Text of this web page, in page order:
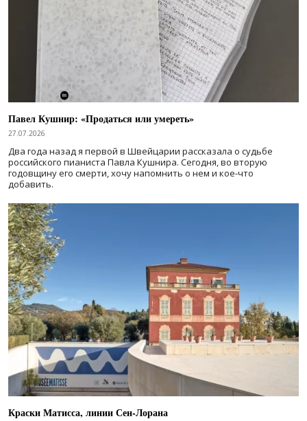
Павел Кушнир: «Продаться или умереть»
27.07.2026
Два года назад я первой в Швейцарии рассказала о судьбе
российского пианиста Павла Кушнира. Сегодня, во вторую
годовщину его смерти, хочу напомнить о нем и кое-что
добавить.
Краски Матисса, линии Сен-Лорана